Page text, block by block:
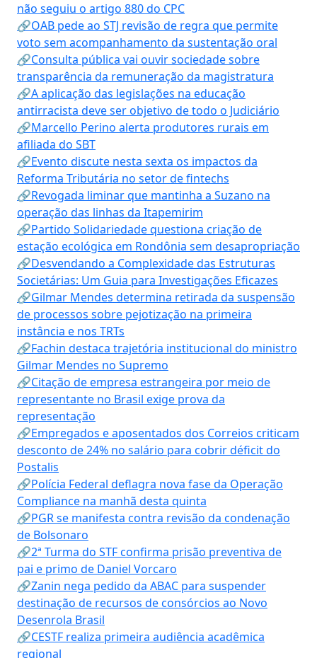
não seguiu o artigo 880 do CPC
🔗OAB pede ao STJ revisão de regra que permite
voto sem acompanhamento da sustentação oral
🔗Consulta pública vai ouvir sociedade sobre
transparência da remuneração da magistratura
🔗A aplicação das legislações na educação
antirracista deve ser objetivo de todo o Judiciário
🔗Marcello Perino alerta produtores rurais em
afiliada do SBT
🔗Evento discute nesta sexta os impactos da
Reforma Tributária no setor de fintechs
🔗Revogada liminar que mantinha a Suzano na
operação das linhas da Itapemirim
🔗Partido Solidariedade questiona criação de
estação ecológica em Rondônia sem desapropriação
🔗Desvendando a Complexidade das Estruturas
Societárias: Um Guia para Investigações Eficazes
🔗Gilmar Mendes determina retirada da suspensão
de processos sobre pejotização na primeira
instância e nos TRTs
🔗Fachin destaca trajetória institucional do ministro
Gilmar Mendes no Supremo
🔗Citação de empresa estrangeira por meio de
representante no Brasil exige prova da
representação
🔗Empregados e aposentados dos Correios criticam
desconto de 24% no salário para cobrir déficit do
Postalis
🔗Polícia Federal deflagra nova fase da Operação
Compliance na manhã desta quinta
🔗PGR se manifesta contra revisão da condenação
de Bolsonaro
🔗2ª Turma do STF confirma prisão preventiva de
pai e primo de Daniel Vorcaro
🔗Zanin nega pedido da ABAC para suspender
destinação de recursos de consórcios ao Novo
Desenrola Brasil
🔗CESTF realiza primeira audiência acadêmica
regional